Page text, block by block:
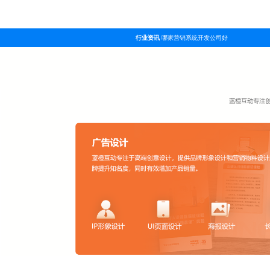
行业资讯 哪家营销系统开发公司好